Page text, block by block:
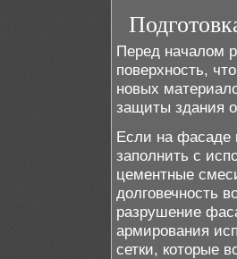
Перед началом
поверхность,
новых
защиты здания
Если на фасаде
заполнить с
цементные
долговечность
разрушение
армирования
сетки, которые